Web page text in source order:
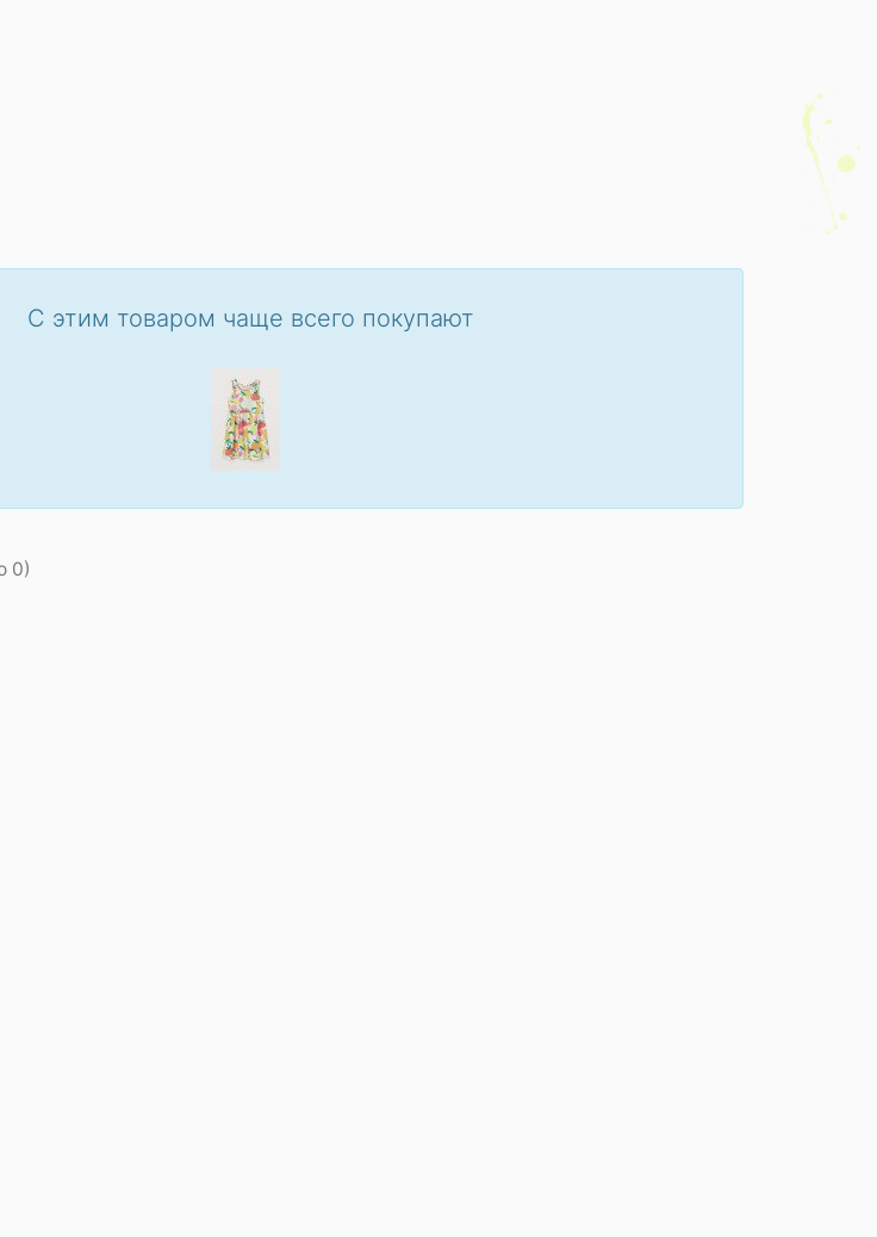
С этим товаром чаще всего покупают
0)